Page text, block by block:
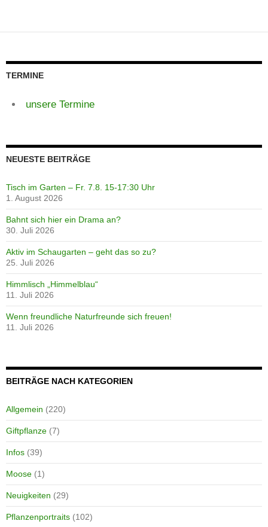
TERMINE
unsere Termine
NEUESTE BEITRÄGE
Tisch im Garten – Fr. 7.8. 15-17:30 Uhr
1. August 2026
Bahnt sich hier ein Drama an?
30. Juli 2026
Aktiv im Schaugarten – geht das so zu?
25. Juli 2026
Himmlisch „Himmelblau“
11. Juli 2026
Wenn freundliche Naturfreunde sich freuen!
11. Juli 2026
BEITRÄGE NACH KATEGORIEN
Allgemein (220)
Giftpflanze (7)
Infos (39)
Moose (1)
Neuigkeiten (29)
Pflanzenportraits (102)